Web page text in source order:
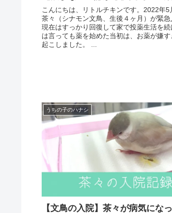
こんにちは、リトルチキンです。2022年5
茶々（シナモン文鳥、生後４ヶ月）が緊急
現在はすっかり回復して家で投薬生活を続
は言っても薬を始めた当初は、お薬が嫌
起こしました。 ...
うちの子のハナシ
【文鳥の入院】茶々が病気にな